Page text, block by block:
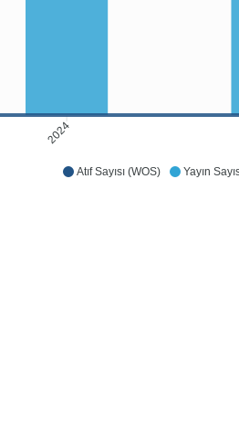
Atıf Sayısı (WOS) Yayın
2024